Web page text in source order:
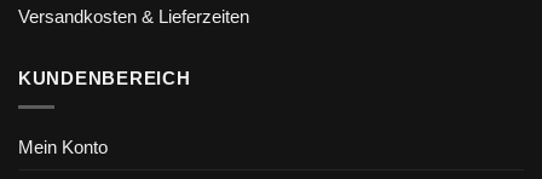
Versandkosten & Lieferzeiten
KUNDENBEREICH
Mein Konto